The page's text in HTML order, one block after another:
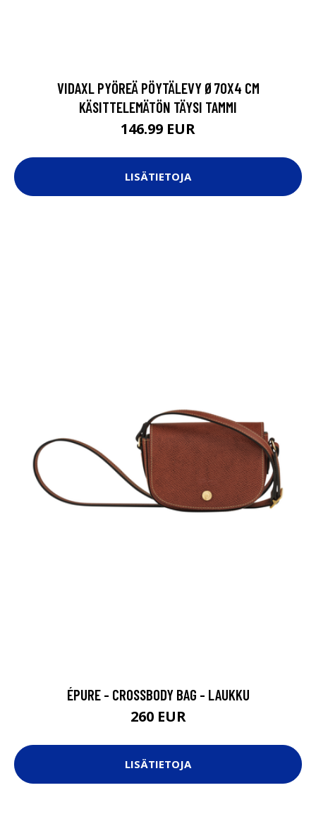
VIDAXL PYÖREÄ PÖYTÄLEVY Ø70X4 CM
KÄSITTELEMÄTÖN TÄYSI TAMMI
146.99 EUR
LISÄTIETOJA
ÉPURE - CROSSBODY BAG - LAUKKU
260 EUR
LISÄTIETOJA